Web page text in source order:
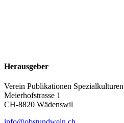
Herausgeber
Verein Publikationen Spezialkulturen
Meierhofstrasse 1
CH-8820 Wädenswil